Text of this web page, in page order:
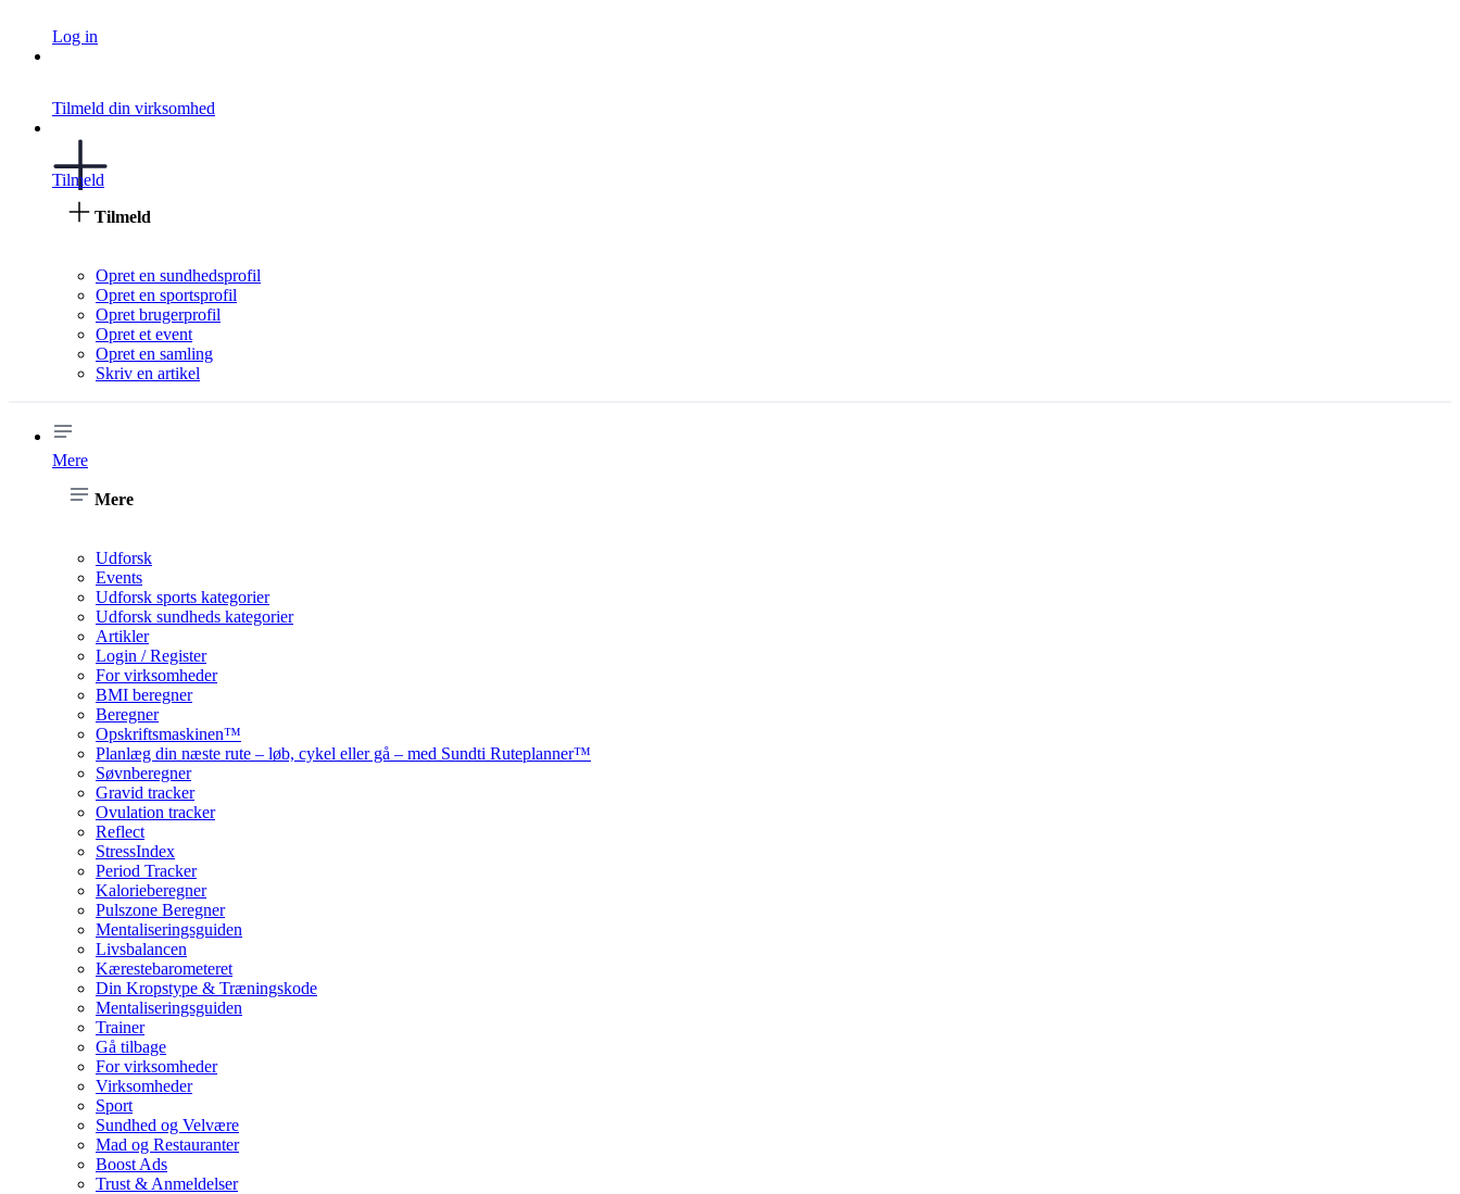
Log in
Tilmeld din virksomhed
Tilmeld
Tilmeld
Opret en sundhedsprofil
Opret en sportsprofil
Opret brugerprofil
Opret et event
Opret en samling
Skriv en artikel
Mere
Mere
Udforsk
Events
Udforsk sports kategorier
Udforsk sundheds kategorier
Artikler
Login / Register
For virksomheder
BMI beregner
Beregner
Opskriftsmaskinen™
Planlæg din næste rute – løb, cykel eller gå – med Sundti Ruteplanner™
Søvnberegner
Gravid tracker
Ovulation tracker
Reflect
StressIndex
Period Tracker
Kalorieberegner
Pulszone Beregner
Mentaliseringsguiden
Livsbalancen
Kærestebarometeret
Din Kropstype & Træningskode
Mentaliseringsguiden
Trainer
Gå tilbage
For virksomheder
Virksomheder
Sport
Sundhed og Velvære
Mad og Restauranter
Boost Ads
Trust & Anmeldelser